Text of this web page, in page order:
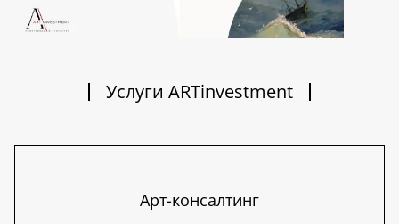
Услуги ARTinvestment
Арт-консалтинг